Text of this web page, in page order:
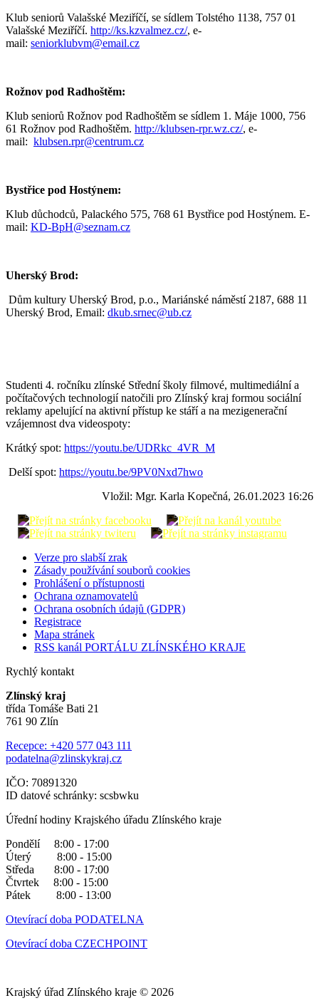
Klub seniorů Valašské Meziříčí, se sídlem Tolstého 1138, 757 01
Valašské Meziříčí. http://ks.kzvalmez.cz/, e-
mail: seniorklubvm@email.cz
Rožnov pod Radhoštěm:
Klub seniorů Rožnov pod Radhoštěm se sídlem 1. Máje 1000, 756
61 Rožnov pod Radhoštěm. http://klubsen-rpr.wz.cz/, e-
mail: klubsen.rpr@centrum.cz
Bystřice pod Hostýnem:
Klub důchodců, Palackého 575, 768 61 Bystřice pod Hostýnem. E-
mail: KD-BpH@seznam.cz
Uherský Brod:
Dům kultury Uherský Brod, p.o., Mariánské náměstí 2187, 688 11
Uherský Brod, Email: dkub.srnec@ub.cz
Studenti 4. ročníku zlínské Střední školy filmové, multimediální a
počítačových technologií natočili pro Zlínský kraj formou sociální
reklamy apelující na aktivní přístup ke stáří a na mezigenerační
vzájemnost dva videospoty:
Krátký spot: https://youtu.be/UDRkc_4VR_M
Delší spot: https://youtu.be/9PV0Nxd7hwo
Vložil: Mgr. Karla Kopečná, 26.01.2023 16:26
Verze pro slabší zrak
Zásady používání souborů cookies
Prohlášení o přístupnosti
Ochrana oznamovatelů
Ochrana osobních údajů (GDPR)
Registrace
Mapa stránek
RSS kanál PORTÁLU ZLÍNSKÉHO KRAJE
Rychlý kontakt
Zlínský kraj
třída Tomáše Bati 21
761 90 Zlín
Recepce: +420 577 043 111
podatelna@zlinskykraj.cz
IČO: 70891320
ID datové schránky: scsbwku
Úřední hodiny Krajského úřadu Zlínského kraje
Pondělí 8:00 - 17:00
Úterý 8:00 - 15:00
Středa 8:00 - 17:00
Čtvrtek 8:00 - 15:00
Pátek 8:00 - 13:00
Otevírací doba PODATELNA
Otevírací doba CZECHPOINT
Krajský úřad Zlínského kraje © 2026